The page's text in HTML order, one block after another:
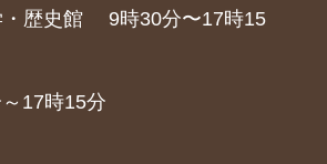
歴史館 9時30分〜17時15
17時15分